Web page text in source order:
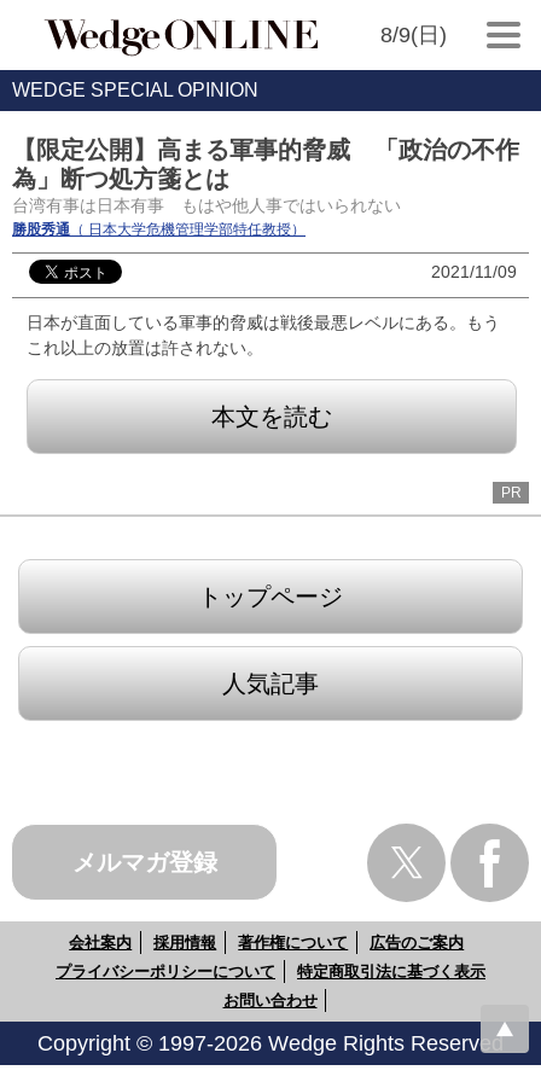
8/9(日)
WEDGE SPECIAL OPINION
【限定公開】高まる軍事的脅威 「政治の不作
為」断つ処方箋とは
台湾有事は日本有事 もはや他人事ではいられない
勝股秀通 （ 日本大学危機管理学部特任教授）
2021/11/09
日本が直面している軍事的脅威は戦後最悪レベルにある。もう
これ以上の放置は許されない。
本文を読む
PR
トップページ
人気記事
メルマガ登録
会社案内 採用情報 著作権について
広告のご案内
プライバシーポリシーについて
特定商取引法に基づく表示
お問い合わせ
Copyright © 1997-2026 Wedge Rights Reserved